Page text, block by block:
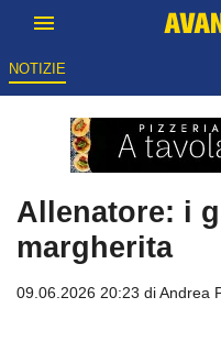
NOTIZIE
Allenatore: i
margherita
09.06.2026 20:23 diAndrea